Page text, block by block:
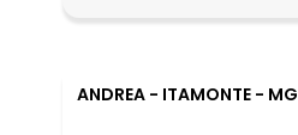
ANDREA - ITAMONTE - MG